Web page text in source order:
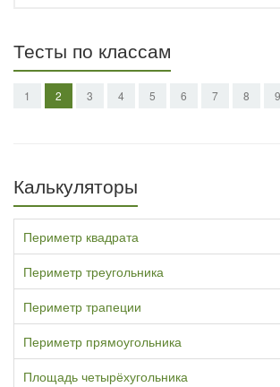
Тесты по классам
1 2 3 4 5 6 7 8 9
Калькуляторы
Периметр квадрата
Периметр треугольника
Периметр трапеции
Периметр прямоугольника
Площадь четырёхугольника